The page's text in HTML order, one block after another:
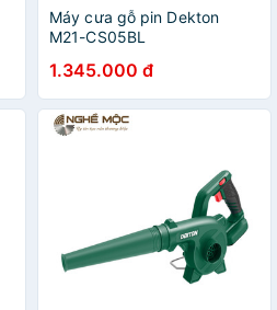
Máy cưa gỗ pin Dekton
M21-CS05BL
1.345.000 đ